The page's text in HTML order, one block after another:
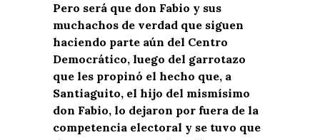
Pero será que don Fabio y sus
muchachos de verdad que siguen
haciendo parte aún del Centro
Democrático, luego del garrotazo
que les propinó el hecho que, a
Santiaguito, el hijo del mismísimo
don Fabio, lo dejaron por fuera de la
competencia electoral y se tuvo que